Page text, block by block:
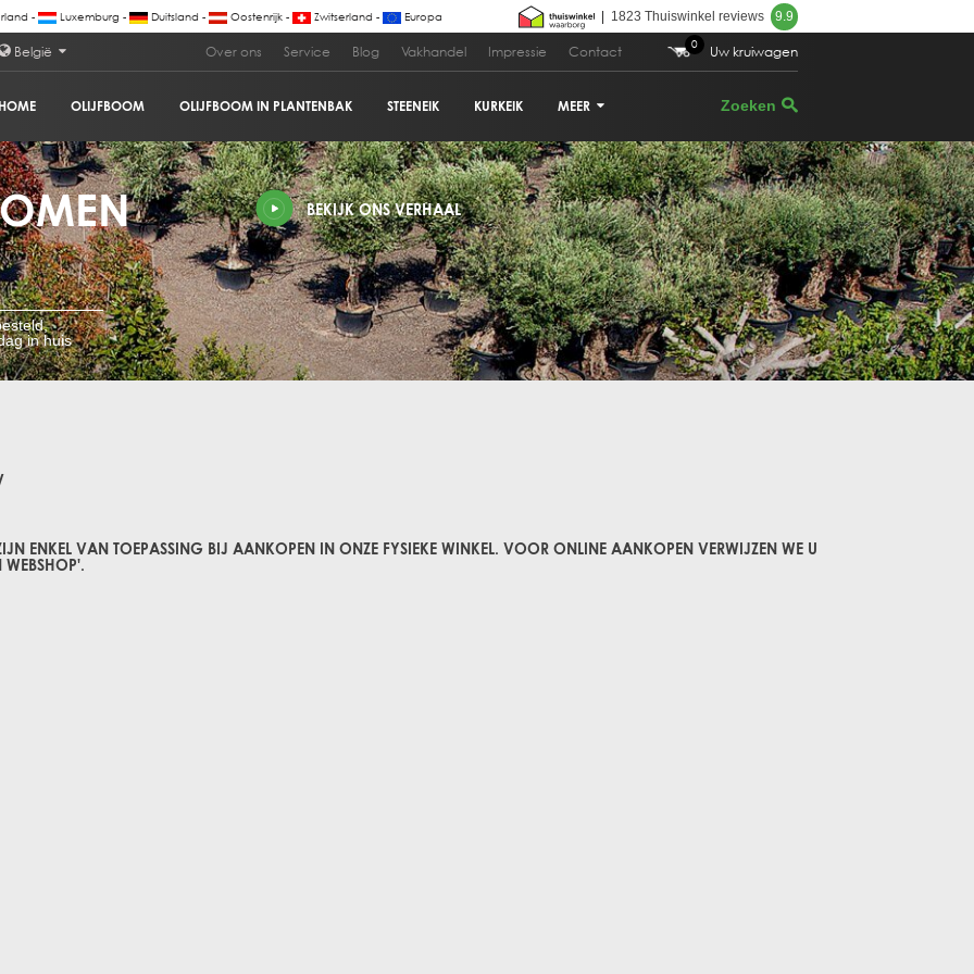
- Luxemburg - Duitsland - Oostenrijk - Zwitserland - Europa 1823 Thuiswinkel reviews 9.9
België Over ons Service Blog Vakhandel Impressie Contact 0 Uw kruiwagen
HOME OLIJFBOOM OLIJFBOOM IN PLANTENBAK STEENEIK KURKEIK MEER
VIJGENBOOM
PALMBOOM
DRUIVENRANK
GRANAATAPPELBOOM
BEKIJK ONS VERHAAL
in huis
ENKEL VAN TOEPASSING BIJ AANKOPEN IN ONZE FYSIEKE WINKEL. VOOR ONLINE AANKOPEN VERWIJZEN WE U